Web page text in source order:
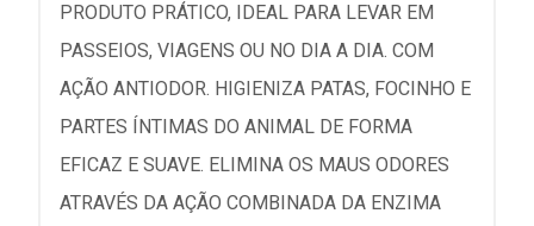
PRODUTO PRÁTICO, IDEAL PARA LEVAR EM
PASSEIOS, VIAGENS OU NO DIA A DIA. COM
AÇÃO ANTIODOR. HIGIENIZA PATAS, FOCINHO E
PARTES ÍNTIMAS DO ANIMAL DE FORMA
EFICAZ E SUAVE. ELIMINA OS MAUS ODORES
ATRAVÉS DA AÇÃO COMBINADA DA ENZIMA